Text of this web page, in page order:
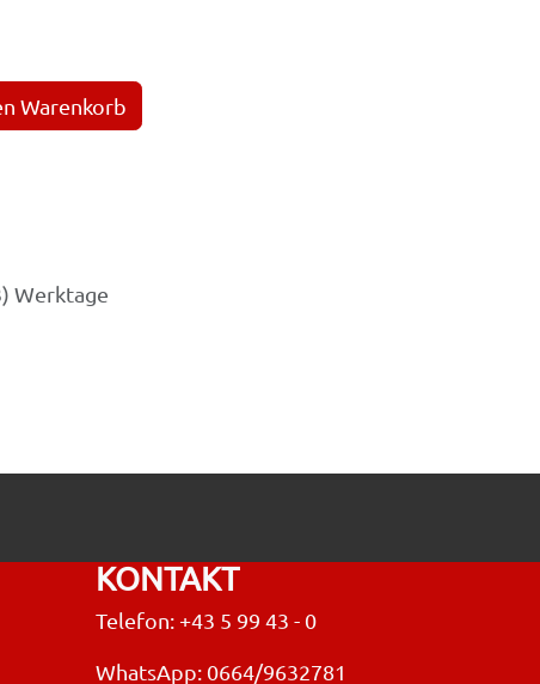
Warenkorb
Werktage
KONTAKT
Telefon: +43 5 99 43 - 0
WhatsApp: 0664/9632781